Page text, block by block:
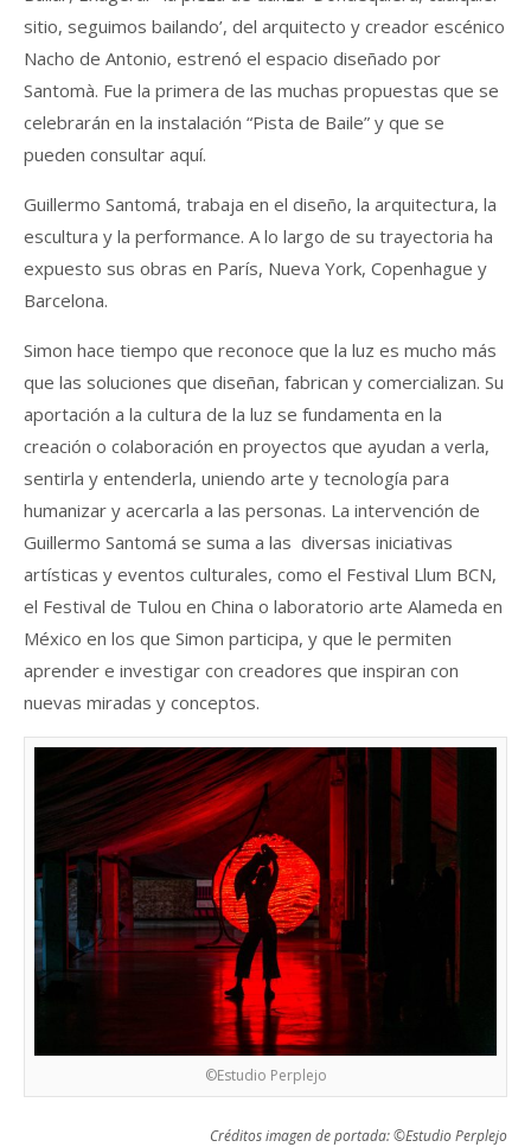
sitio, seguimos bailando’, del arquitecto y creador escénico
Nacho de Antonio, estrenó el espacio diseñado por
Santomà. Fue la primera de las muchas propuestas que se
celebrarán en la instalación “Pista de Baile” y que se
pueden consultar aquí.
Guillermo Santomá, trabaja en el diseño, la arquitectura, la
escultura y la performance. A lo largo de su trayectoria ha
expuesto sus obras en París, Nueva York, Copenhague y
Barcelona.
Simon hace tiempo que reconoce que la luz es mucho más
que las soluciones que diseñan, fabrican y comercializan. Su
aportación a la cultura de la luz se fundamenta en la
creación o colaboración en proyectos que ayudan a verla,
sentirla y entenderla, uniendo arte y tecnología para
humanizar y acercarla a las personas. La intervención de
Guillermo Santomá se suma a las diversas iniciativas
artísticas y eventos culturales, como el Festival Llum BCN,
el Festival de Tulou en China o laboratorio arte Alameda en
México en los que Simon participa, y que le permiten
aprender e investigar con creadores que inspiran con
nuevas miradas y conceptos.
©Estudio Perplejo
Créditos imagen de portada: ©Estudio Perplejo